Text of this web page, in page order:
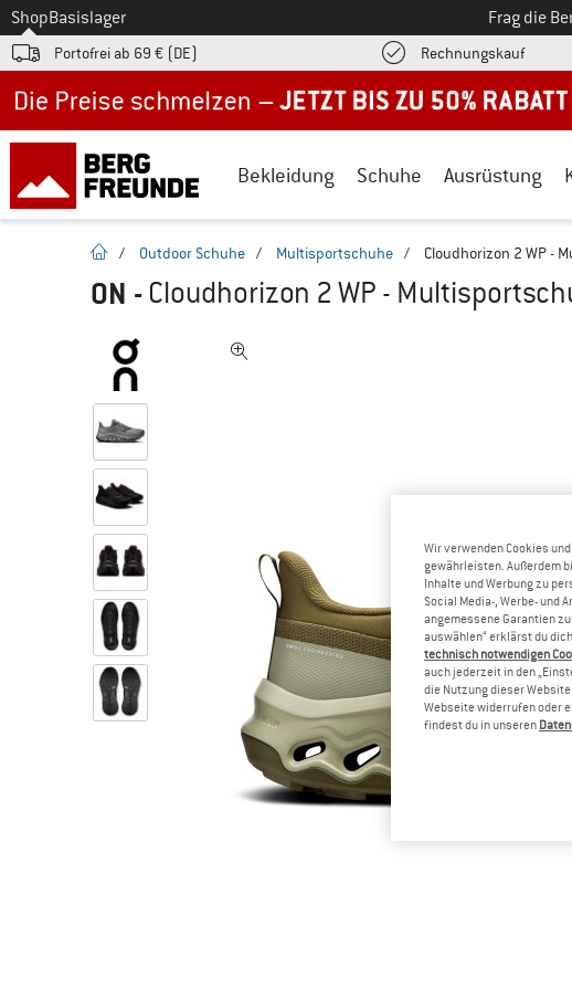
Zum
ShopBasislager Frag die
Portofrei ab 69 € (DE) RechnungskaufFinde
Bekleidung Schuhe Ausrüstung
Startseite
/ Outdoor Schuhe / Multisportschuhe / Cloudhorizon 2 WP -
ON - Cloudhorizon 2 WP -
Wir verwenden Cookies
gewährleisten. Außerdem
Inhalte und Werbung zu
Social Media-, Werbe- und
angemessene Garantien
auswählen“ erklärst du
technisch notwendigen
auch jederzeit in den
die Nutzung dieser
Webseite widerrufen oder
findest du in unseren